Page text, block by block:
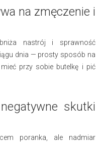
na zmęczenie i
nastrój i sprawność
dnia — prosty sposób na
przy sobie butelkę i pić
skutki
poranka, ale nadmiar